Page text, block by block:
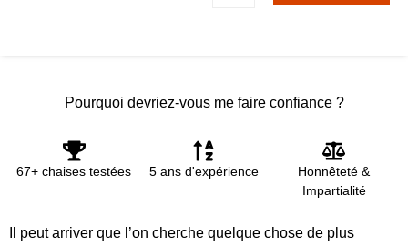
Pourquoi devriez-vous me faire confiance ?
67+ chaises testées 5 ans d'expérience
Honnêteté &
Impartialité
Il peut arriver que l’on cherche quelque chose de plus